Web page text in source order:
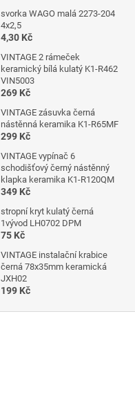
svorka WAGO malá 2273-204
4x2,5
4,30 Kč
VINTAGE 2 rámeček
keramický bílá kulatý K1-R462
VIN5003
269 Kč
VINTAGE zásuvka černá
nástěnná keramika K1-R65MF
299 Kč
VINTAGE vypínač 6
schodišťový černý nástěnný
klapka keramika K1-R120QM
349 Kč
stropní kryt kulatý černá
1vývod LH0702 DPM
75 Kč
VINTAGE instalační krabice
černá 78x35mm keramická
JXH02
199 Kč